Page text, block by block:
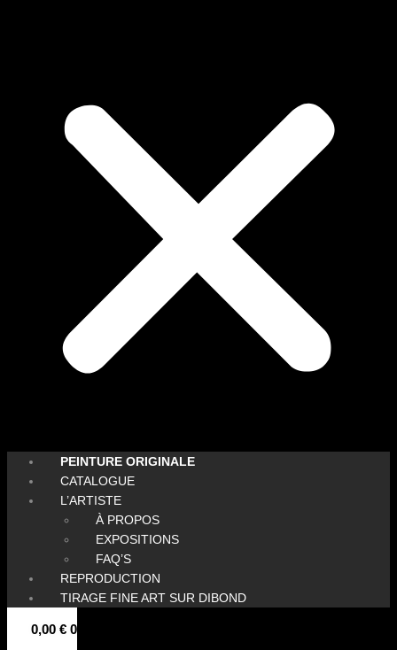
PEINTURE ORIGINALE
CATALOGUE
L’ARTISTE
À PROPOS
EXPOSITIONS
FAQ’S
REPRODUCTION
TIRAGE FINE ART SUR DIBOND
0,00 € 0